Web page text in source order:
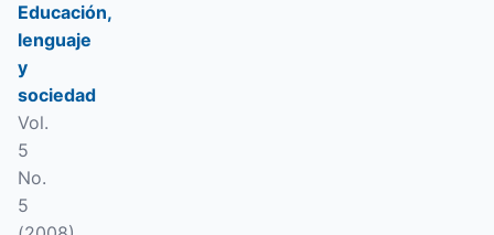
Educación,
lenguaje
y
sociedad
Vol.
5
No.
5